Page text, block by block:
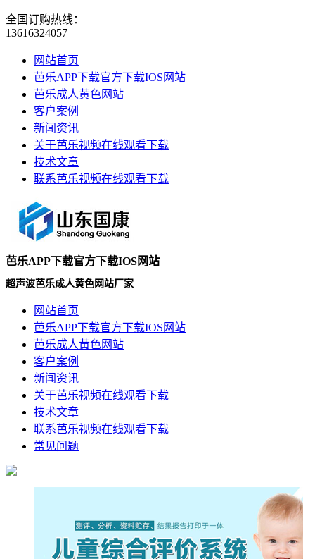
全国订购热线：
13616324057
网站首页
芭乐APP下载官方下载IOS网站
芭乐成人黄色网站
客户案例
新闻资讯
关于芭乐视频在线观看下载
技术文章
联系芭乐视频在线观看下载
芭乐APP下载官方下载IOS网站
超声波芭乐成人黄色网站厂家
网站首页
芭乐APP下载官方下载IOS网站
芭乐成人黄色网站
客户案例
新闻资讯
关于芭乐视频在线观看下载
技术文章
联系芭乐视频在线观看下载
常见问题